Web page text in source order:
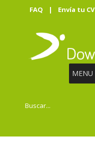
FAQ | Envía tu CV
MENU